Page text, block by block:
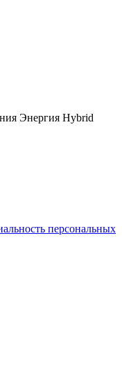
Энергия Hybrid
персональных